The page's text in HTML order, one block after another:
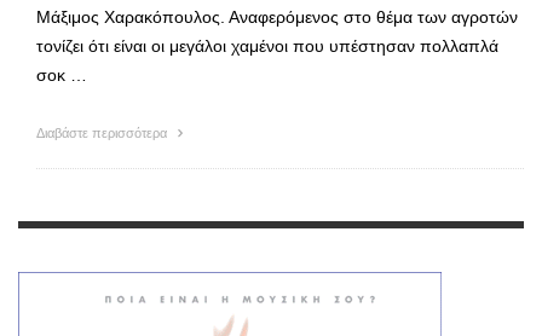
Μάξιμος Χαρακόπουλος. Αναφερόμενος στο θέμα των αγροτών
τονίζει ότι είναι οι μεγάλοι χαμένοι που υπέστησαν πολλαπλά
σοκ …
Διαβάστε περισσότερα